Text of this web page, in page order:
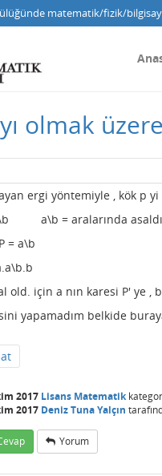
matematik/fizik/
olmak
ergi yöntemiyle , kök p
a\b = aralarında
= a\b
old. için a nın karesi P' ye
yapamadım belkide
2017 Lisans Matematik
2017 Deniz Tuna Yalçın
Yorum